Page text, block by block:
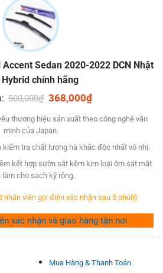
khung sắt kẽm kim loại, thân mềm
hóa học silicon nhằm kéo dãn dài
triều dịp lau mà hoàn toàn không
thời gian dùng của lưỡi.
Graphite giảm kinh dị tiếp giáp,
& kết quả cao.
lợi trong mỗi điều kiện khắt khe.
DCN Japan để phù hợp có phần
phải gạt lớp nước trên thị phần.
cho tới 26inches.
HYUNDAI ACCENT SEDAN
Sedan 2020-2022 DCN Nhật
Hybrid chính hãng
500,000₫ Original
was:
500,000₫.
368,000₫Current
is:
thương hiệu sản xuất theo công nghệ văn
minh của Japan.
tra chất lượng hà khắc độc nhất vô nhị.
kết hợp sườn sắt kẽm kim loại ôm sát mặt
làm cho sạch kỹ rộng.
nhân viên gọi điện xác nhận sau 5 phút!)
xác nhận và giao hàng tận nơi
Mua Hàng & Thanh Toán